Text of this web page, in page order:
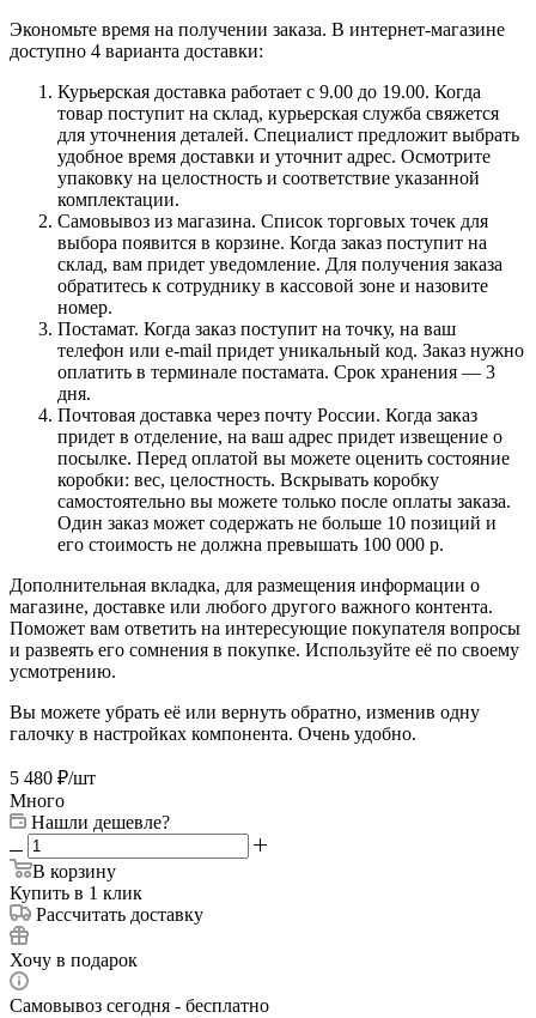
Экономьте время на получении заказа. В интернет-магазине
доступно 4 варианта доставки:
Курьерская доставка работает с 9.00 до 19.00. Когда
товар поступит на склад, курьерская служба свяжется
для уточнения деталей. Специалист предложит выбрать
удобное время доставки и уточнит адрес. Осмотрите
упаковку на целостность и соответствие указанной
комплектации.
Самовывоз из магазина. Список торговых точек для
выбора появится в корзине. Когда заказ поступит на
склад, вам придет уведомление. Для получения заказа
обратитесь к сотруднику в кассовой зоне и назовите
номер.
Постамат. Когда заказ поступит на точку, на ваш
телефон или e-mail придет уникальный код. Заказ нужно
оплатить в терминале постамата. Срок хранения — 3
дня.
Почтовая доставка через почту России. Когда заказ
придет в отделение, на ваш адрес придет извещение о
посылке. Перед оплатой вы можете оценить состояние
коробки: вес, целостность. Вскрывать коробку
самостоятельно вы можете только после оплаты заказа.
Один заказ может содержать не больше 10 позиций и
его стоимость не должна превышать 100 000 р.
Дополнительная вкладка, для размещения информации о
магазине, доставке или любого другого важного контента.
Поможет вам ответить на интересующие покупателя вопросы
и развеять его сомнения в покупке. Используйте её по своему
усмотрению.
Вы можете убрать её или вернуть обратно, изменив одну
галочку в настройках компонента. Очень удобно.
5 480 ₽/шт
Много
Нашли дешевле?
В корзину
Купить в 1 клик
Рассчитать доставку
Хочу в подарок
Самовывоз сегодня - бесплатно